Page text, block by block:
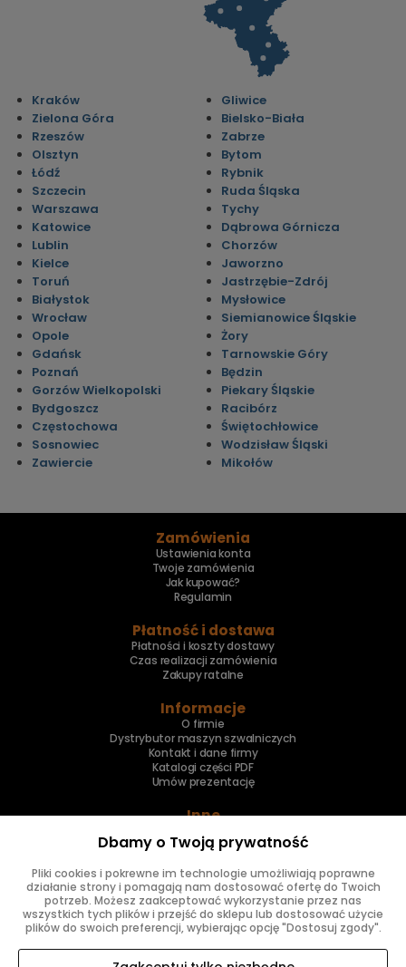
Kraków
Zielona Góra
Rzeszów
Olsztyn
Łódź
Szczecin
Warszawa
Katowice
Lublin
Kielce
Toruń
Białystok
Wrocław
Opole
Gdańsk
Poznań
Gorzów Wielkopolski
Bydgoszcz
Częstochowa
Sosnowiec
Zawiercie
Gliwice
Bielsko-Biała
Zabrze
Bytom
Rybnik
Ruda Śląska
Tychy
Dąbrowa Górnicza
Chorzów
Jaworzno
Jastrzębie-Zdrój
Mysłowice
Siemianowice Śląskie
Żory
Tarnowskie Góry
Będzin
Piekary Śląskie
Racibórz
Świętochłowice
Wodzisław Śląski
Mikołów
Zamówienia
Ustawienia konta
Twoje zamówienia
Jak kupować?
Regulamin
Płatność i dostawa
Płatności i koszty dostawy
Czas realizacji zamówienia
Zakupy ratalne
Informacje
O firmie
Dystrybutor maszyn szwalniczych
Kontakt i dane firmy
Katalogi części PDF
Umów prezentację
Inne
Naprawa maszyn
Znajdziesz nas
Dbamy o Twoją prywatność
Pliki cookies i pokrewne im technologie umożliwiają poprawne
działanie strony i pomagają nam dostosować ofertę do Twoich
potrzeb. Możesz zaakceptować wykorzystanie przez nas
wszystkich tych plików i przejść do sklepu lub dostosować użycie
plików do swoich preferencji, wybierając opcję "Dostosuj zgody".